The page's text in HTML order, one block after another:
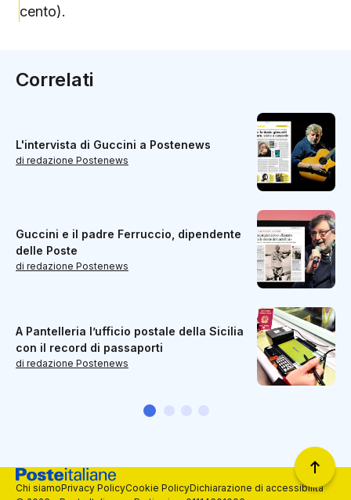
cento).
Correlati
L'intervista di Guccini a Postenews
di redazione Postenews
Guccini e il padre Ferruccio, dipendente
delle Poste
di redazione Postenews
A Pantelleria l’ufficio postale della Sicilia
con il record di passaporti
di redazione Postenews
Chi siamoPrivacy PolicyCookie PolicyDichiarazione di accessibilità